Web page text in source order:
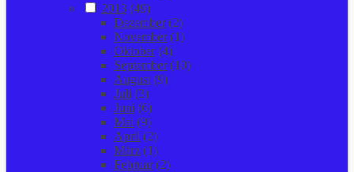
2013 (49)
Dezember(2)
November(1)
Oktober(4)
September(10)
August (9)
Juli (3)
Juni (6)
Mai (9)
April (2)
März (1)
Februar(2)